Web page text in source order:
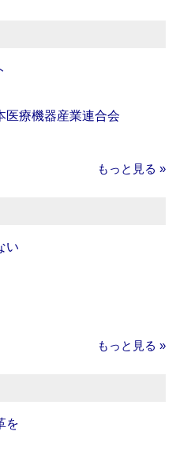
療機器産業連合会
もっと見る »
い
もっと見る »
を